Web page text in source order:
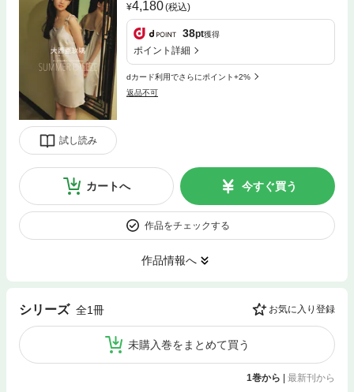
試し読み
4,180(税込)
38pt獲得
ポイント詳細
dカード利用でさらにポイント+2%
返品不可
カートへ 今すぐ買う
作品をチェックする
作品情報へ
シリーズ 全1冊 お気に入り登録
未購入巻をまとめて買う
1巻から 最新刊から